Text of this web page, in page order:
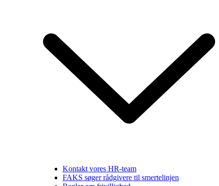
Kontakt vores HR-team
FAKS søger rådgivere til smertelinjen